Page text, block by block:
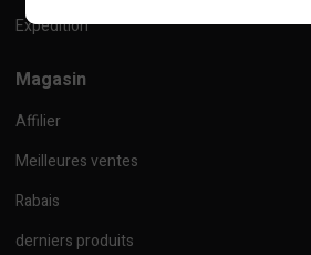
Expédition
Magasin
Affilier
Meilleures ventes
Rabais
derniers produits